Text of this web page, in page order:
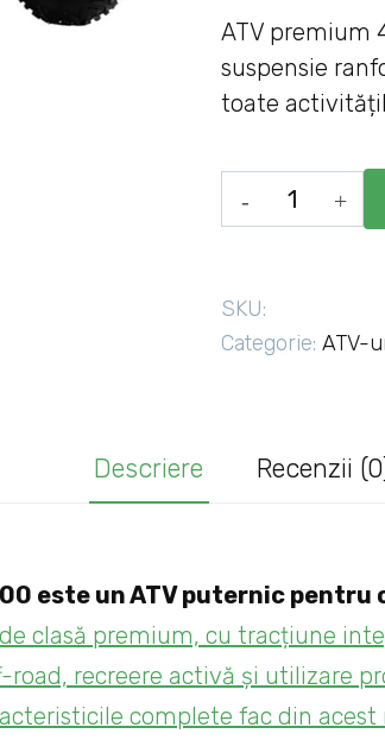
ATV premium
suspensie
toate
Cantitate
BENDA
1000
un
orice
SKU:
Categorie: ATV-
Descriere Recenzii
este un ATV puternic pentru
clasă premium, cu tracțiune
recreere activă și utilizare
complete fac din acest